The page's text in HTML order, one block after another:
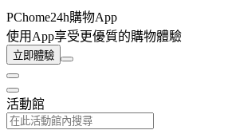
PChome24h購物App
使用App享受更優質的購物體驗
立即體驗
活動館